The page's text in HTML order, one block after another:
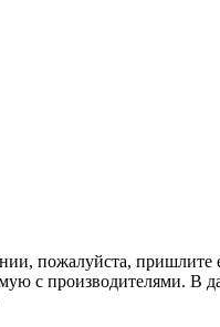
пожалуйста,
с производителями. В